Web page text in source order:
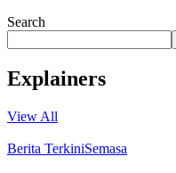
Search
Explainers
View All
Berita TerkiniSemasa